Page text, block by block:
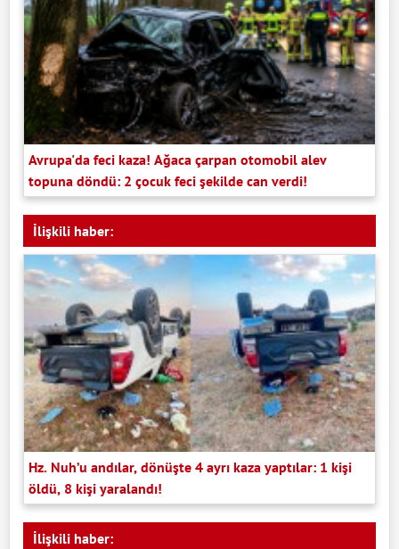
Avrupa'da feci kaza! Ağaca çarpan otomobil alev
topuna döndü: 2 çocuk feci şekilde can verdi!
İlişkili haber:
Hz. Nuh’u andılar, dönüşte 4 ayrı kaza yaptılar: 1 kişi
öldü, 8 kişi yaralandı!
İlişkili haber: